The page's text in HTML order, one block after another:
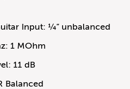
Input: ¼” unbalanced
1 MOhm
11 dB
Balanced